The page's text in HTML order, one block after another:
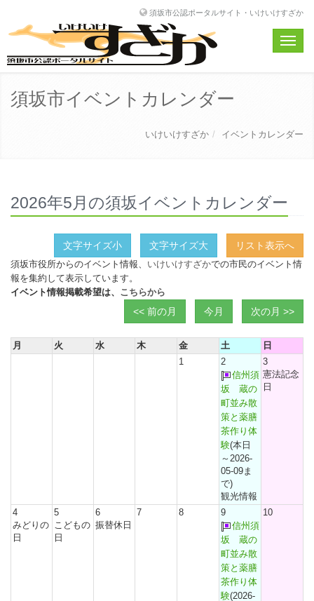
須坂市公認ポータルサイト・いけいけすざか
Toggle
須坂市イベントカレンダー
いけいけすざか イベントカレンダー
2026年5月の須坂イベントカレンダー
文字サイズ小 文字サイズ大 リスト表示へ
須坂市役所からのイベント情報、 いけいけすざかでの市民のイベント情
報を集約して表示しています。
イベント情報掲載希望は、 こちらから
<< 前の月 今月 次の月 >>
月 火 水 木 金 土
日
1
2
信州須
坂 蔵の
町並み散
策と薬膳
茶作り体
験(本日
～2026-
05-09ま
で)
観光情報
3
憲法記念
日
4
みどりの
日
5
こどもの
日
6
振替休日
7 8
9
信州須
坂 蔵の
町並み散
策と薬膳
茶作り体
験(2026-
10